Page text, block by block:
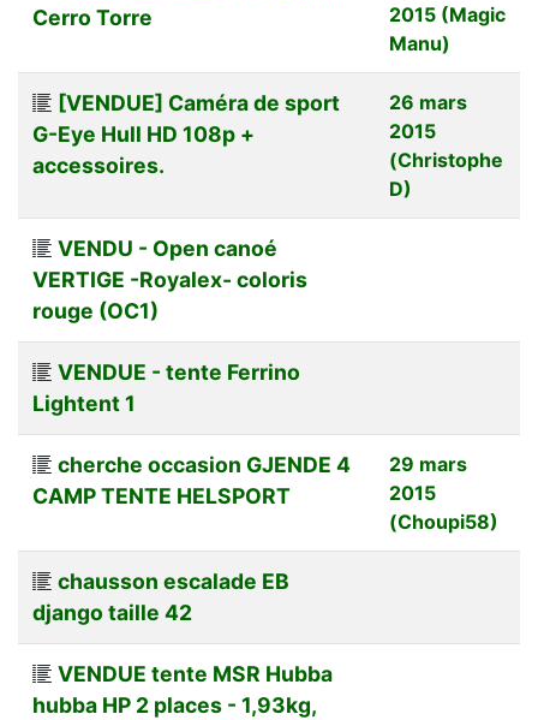
Cerro Torre
2015 (Magic
Manu)
[VENDUE] Caméra de sport
G-Eye Hull HD 108p +
accessoires.
26 mars
2015
(Christophe
D)
VENDU - Open canoé
VERTIGE -Royalex- coloris
rouge (OC1)
VENDUE - tente Ferrino
Lightent 1
cherche occasion GJENDE 4
CAMP TENTE HELSPORT
29 mars
2015
(Choupi58)
chausson escalade EB
django taille 42
VENDUE tente MSR Hubba
hubba HP 2 places - 1,93kg,